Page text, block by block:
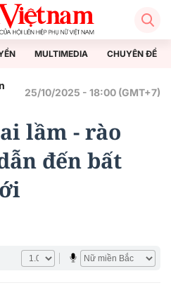
MULTIMEDIA CHUYÊN ĐỀ
25/10/2025 - 18:00 (GMT+7)
lầm - rào
đến bất